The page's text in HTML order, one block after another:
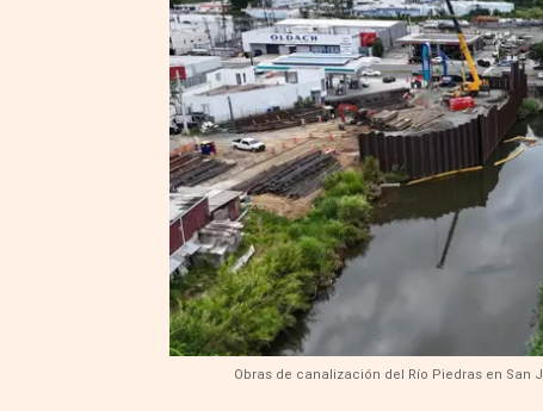
Obras de canalización del Río Piedras en San